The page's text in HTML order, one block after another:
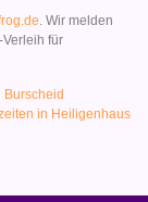
. Wir melden
für
Burscheid
in Heiligenhaus